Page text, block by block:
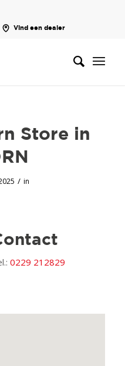
Vind een dealer
Store in
/ in
0229 212829